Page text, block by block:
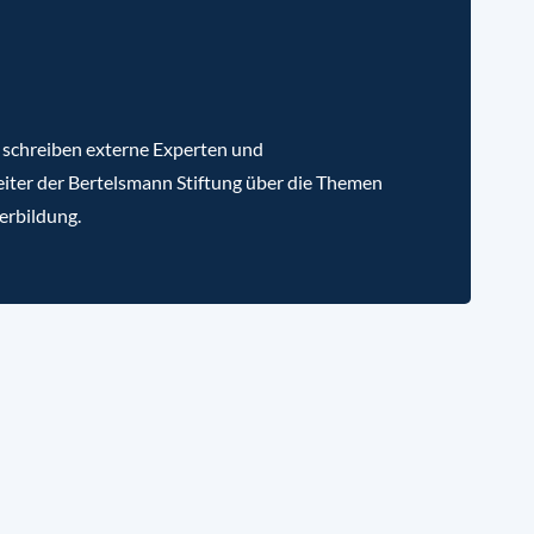
externe Experten und
der Bertelsmann Stiftung über die Themen